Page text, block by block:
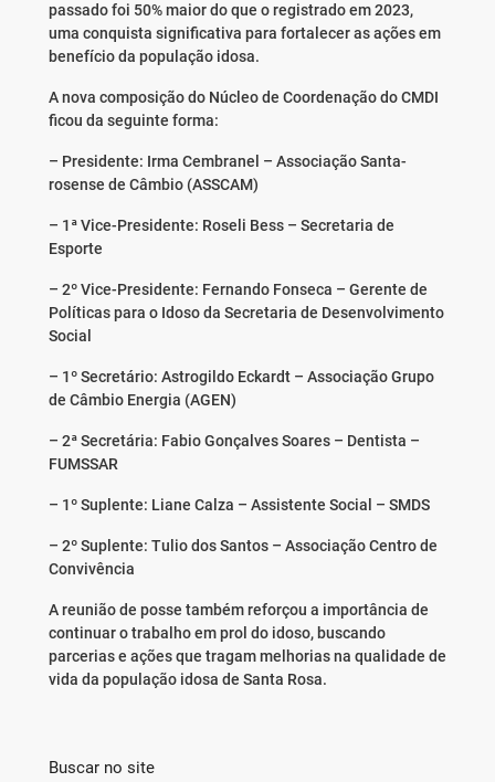
passado foi 50% maior do que o registrado em 2023,
uma conquista significativa para fortalecer as ações em
benefício da população idosa.
A nova composição do Núcleo de Coordenação do CMDI
ficou da seguinte forma:
– Presidente: Irma Cembranel – Associação Santa-
rosense de Câmbio (ASSCAM)
– 1ª Vice-Presidente: Roseli Bess – Secretaria de
Esporte
– 2º Vice-Presidente: Fernando Fonseca – Gerente de
Políticas para o Idoso da Secretaria de Desenvolvimento
Social
– 1º Secretário: Astrogildo Eckardt – Associação Grupo
de Câmbio Energia (AGEN)
– 2ª Secretária: Fabio Gonçalves Soares – Dentista –
FUMSSAR
– 1º Suplente: Liane Calza – Assistente Social – SMDS
– 2º Suplente: Tulio dos Santos – Associação Centro de
Convivência
A reunião de posse também reforçou a importância de
continuar o trabalho em prol do idoso, buscando
parcerias e ações que tragam melhorias na qualidade de
vida da população idosa de Santa Rosa.
Buscar no site